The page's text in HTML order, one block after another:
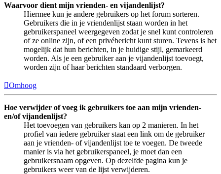
Waarvoor dient mijn vrienden- en vijandenlijst?
Hiermee kun je andere gebruikers op het forum sorteren.
Gebruikers die in je vriendenlijst staan worden in het
gebruikerspaneel weergegeven zodat je snel kunt controleren
of ze online zijn, of een privébericht kunt sturen. Tevens is het
mogelijk dat hun berichten, in je huidige stijl, gemarkeerd
worden. Als je een gebruiker aan je vijandenlijst toevoegt,
worden zijn of haar berichten standaard verborgen.
Omhoog
Hoe verwijder of voeg ik gebruikers toe aan mijn vrienden-
en/of vijandenlijst?
Het toevoegen van gebruikers kan op 2 manieren. In het
profiel van iedere gebruiker staat een link om de gebruiker
aan je vrienden- of vijandenlijst toe te voegen. De tweede
manier is via het gebruikerspaneel, je moet dan een
gebruikersnaam opgeven. Op dezelfde pagina kun je
gebruikers weer van de lijst verwijderen.